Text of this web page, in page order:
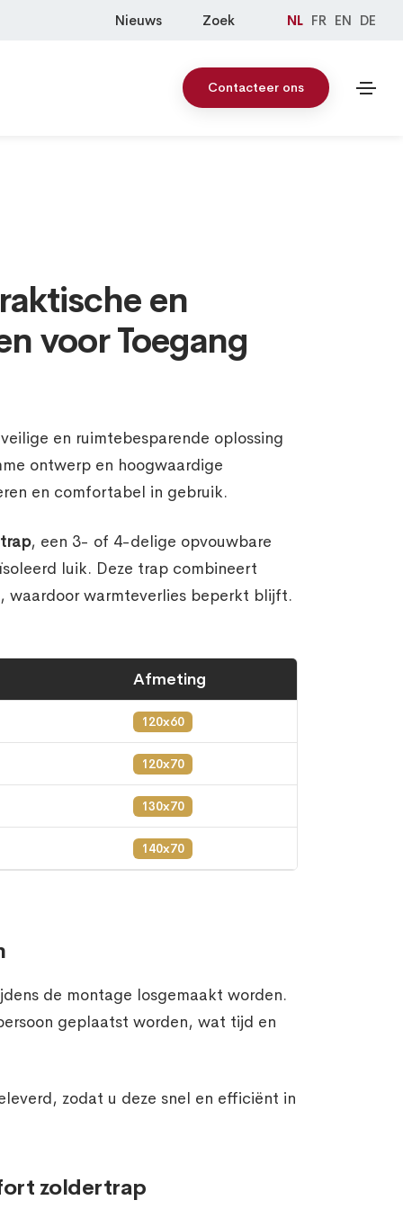
Nieuws Zoek NL FR EN DE
Contacteer ons
en
voor Toegang
en ruimtebesparende oplossing
ontwerp en hoogwaardige
en comfortabel in gebruik.
, een 3- of 4-delige opvouwbare
luik. Deze trap combineert
waardoor warmteverlies beperkt blijft.
Afmeting
120x60
120x70
130x70
140x70
de montage losgemaakt worden.
geplaatst worden, wat tijd en
zodat u deze snel en efficiënt in
zoldertrap